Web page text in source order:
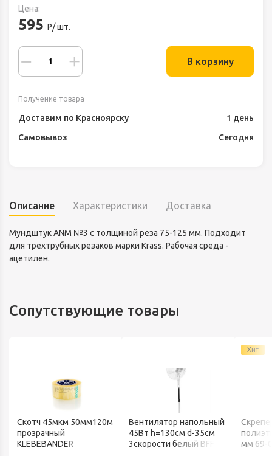
Цена:
595 Р/ шт.
В корзину
Получение товара
Доставим по Красноярску
1 день
Самовывоз
Сегодня
Описание Характеристики Доставка
Мундштук ANM №3 с толщиной реза 75-125 мм. Подходит
для трехтрубных резаков марки Krass. Рабочая среда -
ацетилен.
Сопутствующие товары
Скотч 45мкм 50мм120м
прозрачный
KLEBEBANDER
Вентилятор напольный
45Вт h=130см d-35см
3скорости белый BFF-
Хит
мм 69-